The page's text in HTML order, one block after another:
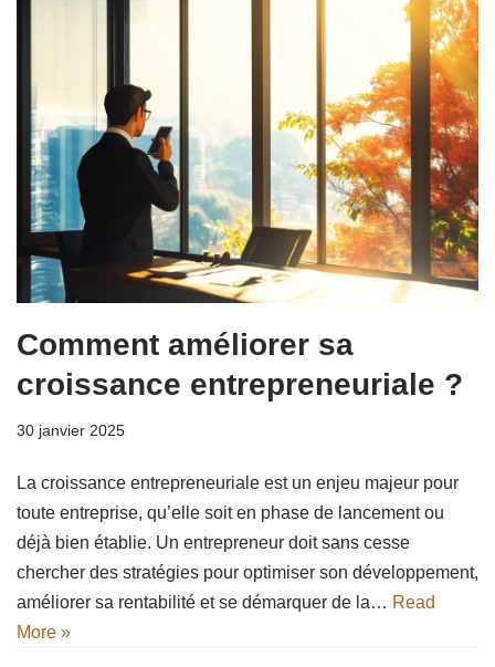
Comment améliorer sa
croissance entrepreneuriale ?
30 janvier 2025
La croissance entrepreneuriale est un enjeu majeur pour
toute entreprise, qu’elle soit en phase de lancement ou
déjà bien établie. Un entrepreneur doit sans cesse
chercher des stratégies pour optimiser son développement,
améliorer sa rentabilité et se démarquer de la… Read
More »